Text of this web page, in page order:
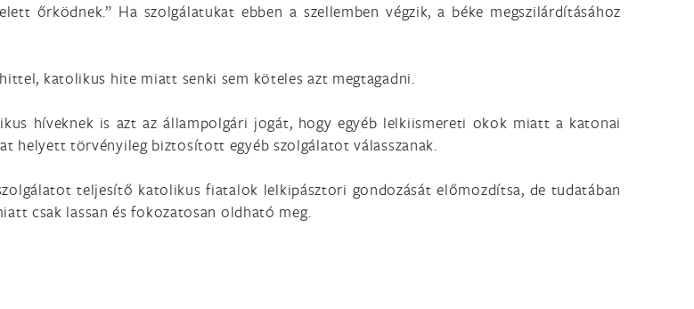
őrködnek.” Ha szolgálatukat ebben a szellemben végzik, a béke megszilárdításához
katolikus hite miatt senki sem köteles azt megtagadni.
híveknek is azt az állampolgári jogát, hogy egyéb lelkiismereti okok miatt a katonai
helyett törvényileg biztosított egyéb szolgálatot válasszanak.
teljesítő katolikus fiatalok lelkipásztori gondozását előmozdítsa, de tudatában
csak lassan és fokozatosan oldható meg.